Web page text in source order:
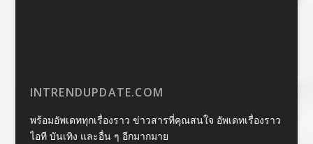
INTRENDUPDATE.COM
พร้อมอัพเดททุกเรื่องราว ข่าวสารที่คุณสนใจ อัพเดทเรื่องราว
ไอที บันเทิง และอื่น ๆ อีกมากมาย